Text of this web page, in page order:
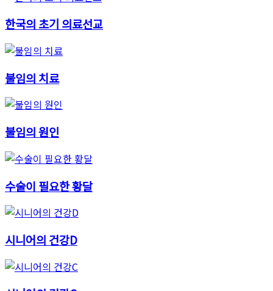
한국의 초기 의료선교
불임의 치료
불임의 원인
수술이 필요한 황달
시니어의 건강D